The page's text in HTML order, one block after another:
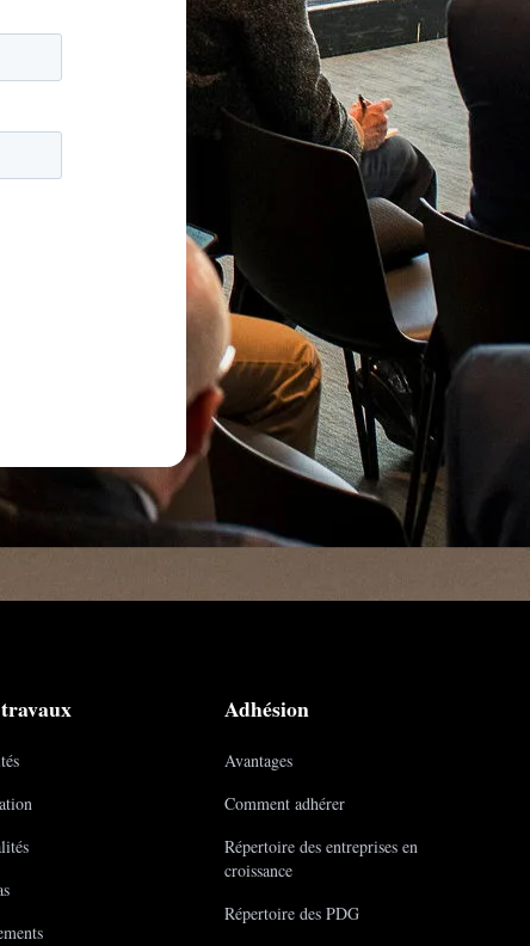
Adhésion
Avantages
Comment adhérer
Répertoire des entreprises en
croissance
Répertoire des PDG